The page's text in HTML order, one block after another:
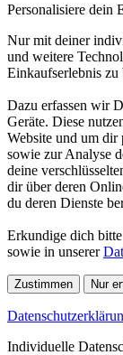
Personalisiere dein
Nur mit deiner
und weitere
Einkaufserlebnis zu
Dazu erfassen wir
Geräte. Diese
Website und um dir
sowie zur Analyse
deine
dir über deren
du deren Dienste
Erkundige dich
sowie in unserer
Zustimmen Nur
Individuelle